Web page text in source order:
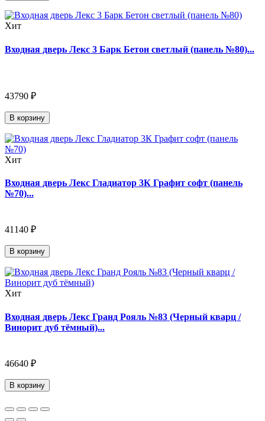
Хит
Входная дверь Лекс 3 Барк Бетон светлый (панель №80)...
43790 ₽
В корзину
Хит
Входная дверь Лекс Гладиатор 3К Графит софт (панель
№70)...
41140 ₽
В корзину
Хит
Входная дверь Лекс Гранд Рояль №83 (Черный кварц /
Винорит дуб тёмный)...
46640 ₽
В корзину